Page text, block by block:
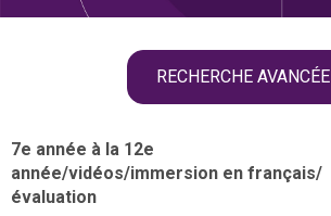
RECHERCHE AVANCÉE
7e année à la 12e
année/vidéos/immersion en français/
évaluation